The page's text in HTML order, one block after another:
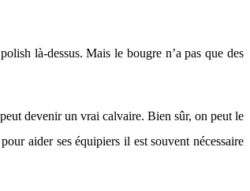
là-dessus. Mais le bougre n’a pas que des
devenir un vrai calvaire. Bien sûr, on peut le
aider ses équipiers il est souvent nécessaire